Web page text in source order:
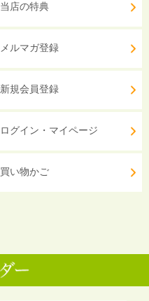
当店の特典
メルマガ登録
新規会員登録
ログイン・マイページ
買い物かご